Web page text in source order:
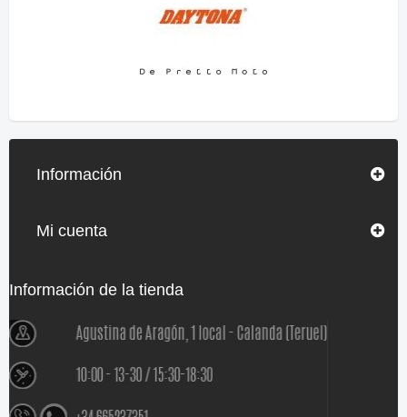
Información
Mi cuenta
Información de la tienda